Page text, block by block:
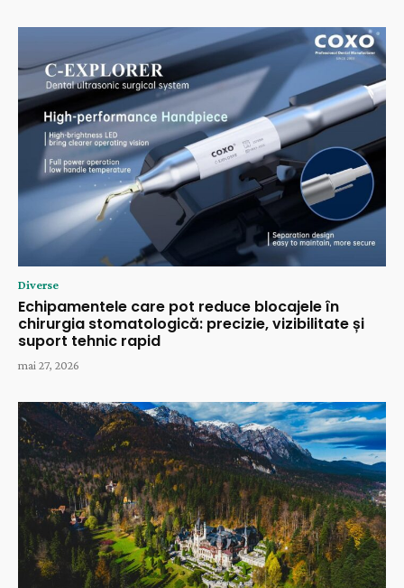
Diverse
Echipamentele care pot reduce blocajele în
chirurgia stomatologică: precizie, vizibilitate și
suport tehnic rapid
mai 27, 2026